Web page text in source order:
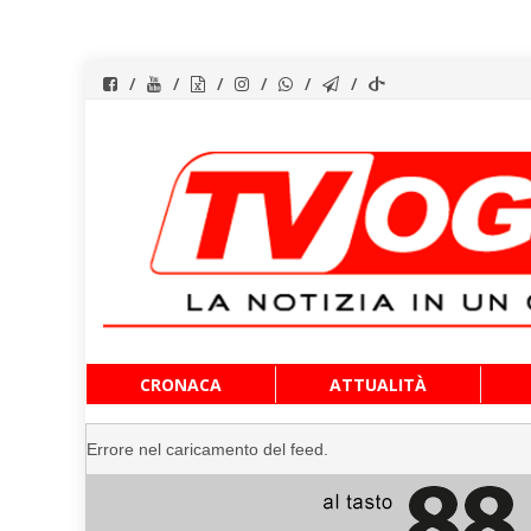
al
contenuto
CRONACA ATTUALITÀ
Errore nel caricamento del feed.